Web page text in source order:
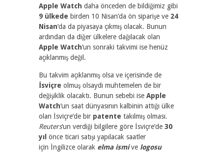
Apple Watch daha önceden de bildiğimiz gibi
9 ülkede birden 10 Nisan’da ön siparişe ve 24
Nisan‘da da piyasaya çıkmış olacak. Bunun
ardından da diğer ülkelere dağılacak olan
Apple Watch‘un sonraki takvimi ise henüz
açıklanmış değil.
Bu takvim açıklanmış olsa ve içerisinde de
İsviçre olmuş olsaydı muhtemelen de bir
değişiklik olacaktı. Bunun sebebi ise Apple
Watch‘un saat dünyasının kalbinin attığı ülke
olan İsviçre’de bir patente takılmış olması.
Reuters‘un verdiği bilgilere göre İsviçre’de 30
yıl önce ticari satışı yapılacak saatler
için İngilizce olarak elma ismi ve logosu